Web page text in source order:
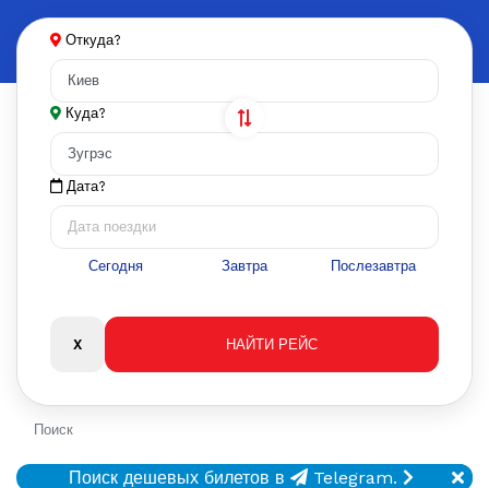
Откуда?
Куда?
Дата?
Сегодня Завтра Послезавтра
Поиск
Поиск дешевых билетов в Telegram.